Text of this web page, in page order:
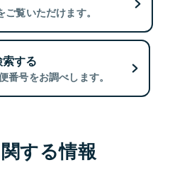
覧いただけます。
する
番号をお調べします。
する情報